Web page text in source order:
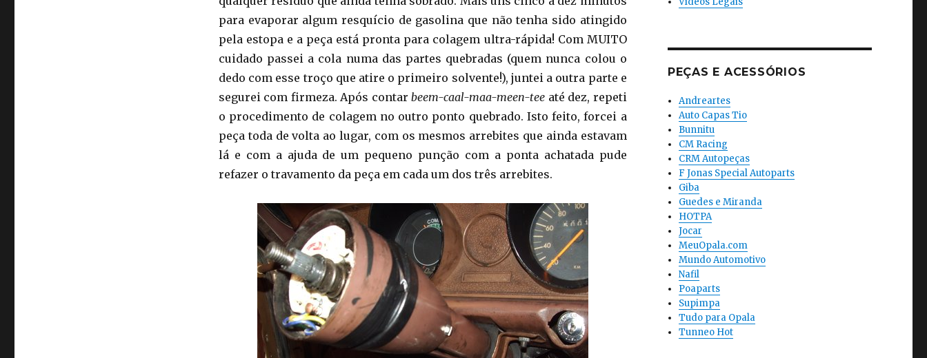
para evaporar algum resquício de gasolina que não tenha sido atingido
pela estopa e a peça está pronta para colagem ultra-rápida! Com MUITO
cuidado passei a cola numa das partes quebradas (quem nunca colou o
dedo com esse troço que atire o primeiro solvente!), juntei a outra parte e
segurei com firmeza. Após contarbeem-caal-maa-meen-tee até dez, repeti
o procedimento de colagem no outro ponto quebrado. Isto feito, forcei a
peça toda de volta ao lugar, com os mesmos arrebites que ainda estavam
lá e com a ajuda de um pequeno punção com a ponta achatada pude
refazer o travamento da peça em cada um dos três arrebites.
PEÇAS E ACESSÓRIOS
Andreartes
Auto Capas Tio
Bunnitu
CM Racing
CRM Autopeças
F Jonas Special Autoparts
Giba
Guedes e Miranda
HOTPA
Jocar
MeuOpala.com
Mundo Automotivo
Nafil
Poaparts
Supimpa
Tudo para Opala
Tunneo Hot